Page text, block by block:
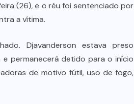
(26), e o réu foi sentenciado por
a vítima.
Djavanderson estava preso
permanecerá detido para o início
de motivo fútil, uso de fogo,